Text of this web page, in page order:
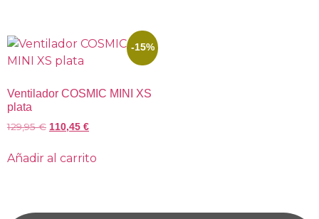
-15%
Ventilador COSMIC MINI XS
plata
129,95€ 110,45 €
Añadir al carrito